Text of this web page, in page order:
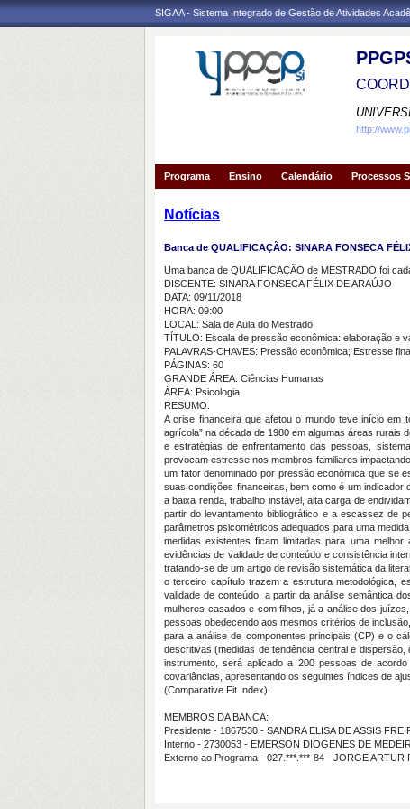
SIGAA - Sistema Integrado de Gestão de Atividades
http://
Programa Ensino Calendário Processos
Notícias
Banca de QUALIFICAÇÃO: SINARA FONSECA
Uma banca de QUALIFICAÇÃO de MESTRADO foi
DISCENTE: SINARA FONSECA FÉLIX DE ARAÚJO
DATA: 09/11/2018
HORA: 09:00
LOCAL: Sala de Aula do Mestrado
TÍTULO: Escala de pressão econômica: elaboração e
PALAVRAS-CHAVES: Pressão econômica; Estresse
PÁGINAS: 60
GRANDE ÁREA: Ciências Humanas
ÁREA: Psicologia
RESUMO:
A crise financeira que afetou o mundo teve início em
agrícola” na década de 1980 em algumas áreas rurais
e estratégias de enfrentamento das pessoas,
provocam estresse nos membros familiares
um fator denominado por pressão econômica que se
suas condições financeiras, bem como é um
a baixa renda, trabalho instável, alta carga de
partir do levantamento bibliográfico e a escassez de
parâmetros psicométricos adequados para uma
medidas existentes ficam limitadas para uma
evidências de validade de conteúdo e consistência
tratando-se de um artigo de revisão sistemática da
o terceiro capítulo trazem a estrutura metodológica,
validade de conteúdo, a partir da análise semântica
mulheres casados e com filhos, já a análise dos
pessoas obedecendo aos mesmos critérios de
para a análise de componentes principais (CP) e o
descritivas (medidas de tendência central e
instrumento, será aplicado a 200 pessoas de
covariâncias, apresentando os seguintes índices de
(Comparative Fit Index).
MEMBROS DA BANCA:
Presidente - 1867530 - SANDRA ELISA DE ASSIS
Interno - 2730053 - EMERSON DIOGENES DE
Externo ao Programa - 027.***.***-84 - JORGE ARTUR